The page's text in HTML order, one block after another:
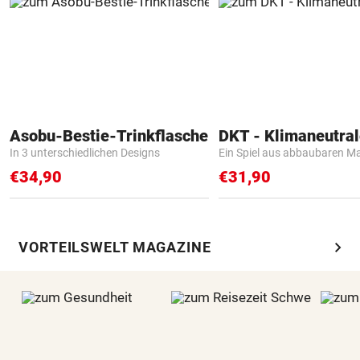
Asobu-Bestie-Trinkflasche
In 3 unterschiedlichen Designs
€34,90
Ein Spiel aus abbaubaren
€31,90
VORTEILSWELT MAGAZINE chevron_right